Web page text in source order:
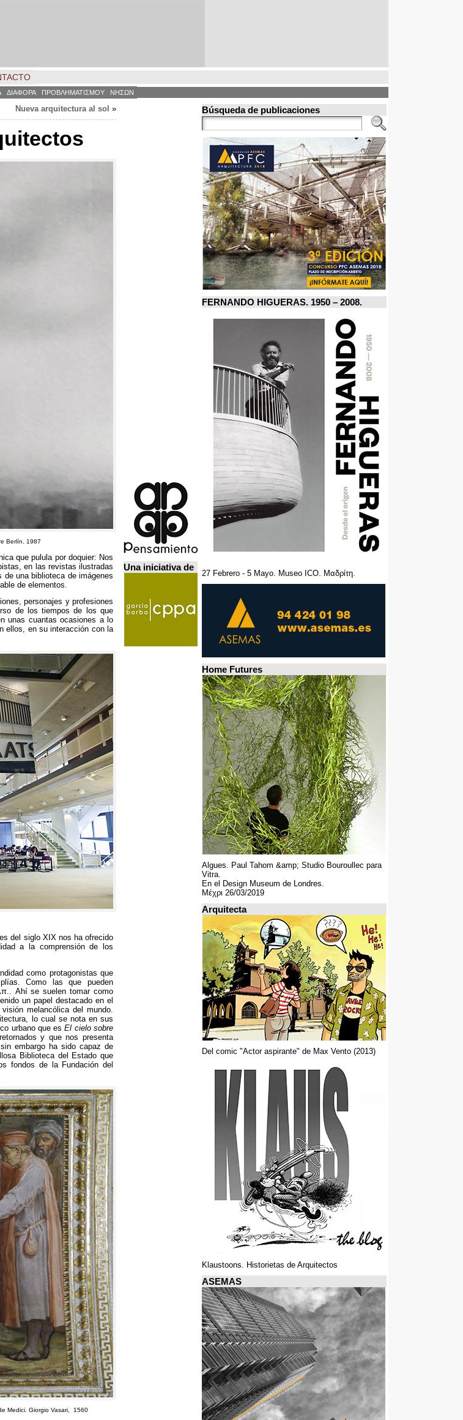
ΔΙΑΦΟΡΑ ΠΡΟΒΛΗΜΑΤΙΣΜΟΥ ΝΗΣΩΝ
Nueva arquitectura al sol »
Berlín . 1987
que pulula por doquier: Nos
,en las revistas ilustradas
de una biblioteca de imágenes
de elementos
, personajes y profesiones
de los tiempos de los que
unas cuantas ocasiones a lo
ellos, en su interacción con la
del siglo XIX nos ha ofrecido
a la comprensión de los
como protagonistas que
.Como las que pueden
Ahí se suelen tomar como
un papel destacado en el
melancólica del mundo
lo cual se nota en sus
urbano que es El cielo sobre
y que nos presenta
sin embargo ha sido capaz de
Biblioteca del Estado que
fondos de la Fundación del
Medici Giorgio Vasari 1560
Una iniciativa de
Búsqueda de publicaciones
FERNANDO HIGUERAS. 1950 – 2008.
27 Febrero - 5 Mayo. Museo ICO. Μαδρίτη.
Home Futures
Algues. Paul Tahom &amp; Studio Bouroullec para
Vitra.
En el Design Museum de Londres.
Μέχρι 26/03/2019
Arquitecta
Del comic "Actor aspirante" de Max Vento (2013)
Klaustoons. Historietas de Arquitectos
ASEMAS